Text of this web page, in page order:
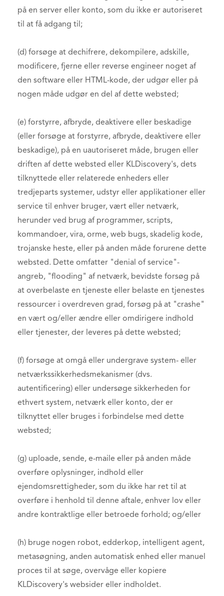
på en server eller konto, som du ikke er autoriseret
til at få adgang til;
(d) forsøge at dechifrere, dekompilere, adskille,
modificere, fjerne eller reverse engineer noget af
den software eller HTML-kode, der udgør eller på
nogen måde udgør en del af dette websted;
(e) forstyrre, afbryde, deaktivere eller beskadige
(eller forsøge at forstyrre, afbryde, deaktivere eller
beskadige), på en uautoriseret måde, brugen eller
driften af dette websted eller KLDiscovery's, dets
tilknyttede eller relaterede enheders eller
tredjeparts systemer, udstyr eller applikationer eller
service til enhver bruger, vært eller netværk,
herunder ved brug af programmer, scripts,
kommandoer, vira, orme, web bugs, skadelig kode,
trojanske heste, eller på anden måde forurene dette
websted. Dette omfatter "denial of service"-
angreb, "flooding" af netværk, bevidste forsøg på
at overbelaste en tjeneste eller belaste en tjenestes
ressourcer i overdreven grad, forsøg på at "crashe"
en vært og/eller ændre eller omdirigere indhold
eller tjenester, der leveres på dette websted;
(f) forsøge at omgå eller undergrave system- eller
netværkssikkerhedsmekanismer (dvs.
autentificering) eller undersøge sikkerheden for
ethvert system, netværk eller konto, der er
tilknyttet eller bruges i forbindelse med dette
websted;
(g) uploade, sende, e-maile eller på anden måde
overføre oplysninger, indhold eller
ejendomsrettigheder, som du ikke har ret til at
overføre i henhold til denne aftale, enhver lov eller
andre kontraktlige eller betroede forhold; og/eller
(h) bruge nogen robot, edderkop, intelligent agent,
metasøgning, anden automatisk enhed eller manuel
proces til at søge, overvåge eller kopiere
KLDiscovery's websider eller indholdet.